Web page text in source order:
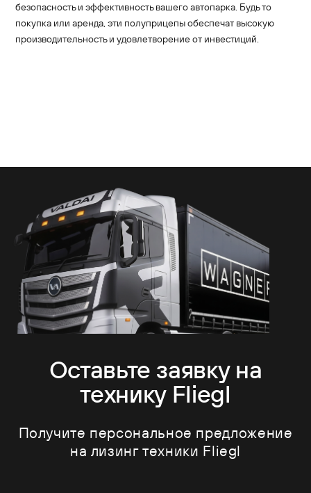
безопасность и эффективность вашего автопарка. Будь то
покупка или аренда, эти полуприцепы обеспечат высокую
производительность и удовлетворение от инвестиций.
Оставьте заявку на
технику Fliegl
Получите персональное предложение
на лизинг техники Fliegl